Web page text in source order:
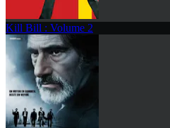
Kill Bill : Volume 2